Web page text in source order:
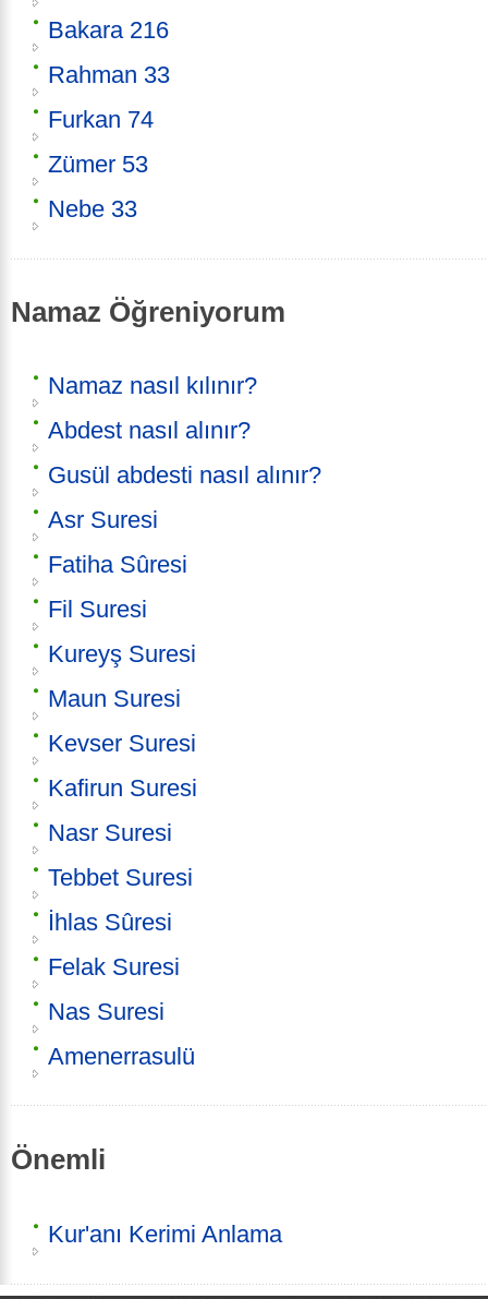
Bakara 216
Rahman 33
Furkan 74
Zümer 53
Nebe 33
Namaz Öğreniyorum
Namaz nasıl kılınır?
Abdest nasıl alınır?
Gusül abdesti nasıl alınır?
Asr Suresi
Fatiha Sûresi
Fil Suresi
Kureyş Suresi
Maun Suresi
Kevser Suresi
Kafirun Suresi
Nasr Suresi
Tebbet Suresi
İhlas Sûresi
Felak Suresi
Nas Suresi
Amenerrasulü
Önemli
Kur'anı Kerimi Anlama